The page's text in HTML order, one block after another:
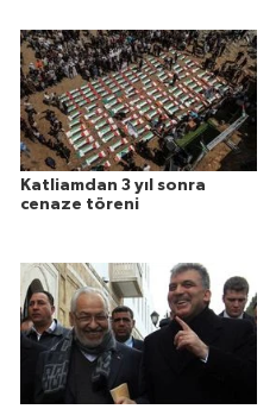
Katliamdan 3 yıl sonra
cenaze töreni